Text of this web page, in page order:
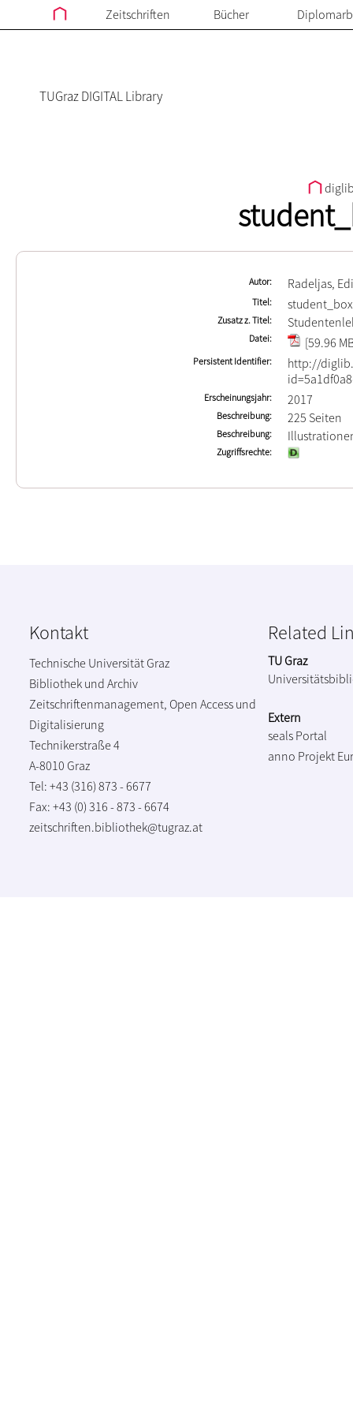
Zeitschriften Bücher
TUGraz DIGITAL Library
Autor Radeljas,
Titel
Zusatz z. Titel
Datei [59.96
Persistent Identifier
http://
Erscheinungsjahr 2017
Beschreibung 225 Seiten
Beschreibung
Zugriffsrechte
Kontakt
Technische Universität Graz
Bibliothek und Archiv
Zeitschriftenmanagement, Open Access und
Digitalisierung
Technikerstraße 4
A-8010 Graz
Tel: +43 (316) 873 - 6677
Fax: +43 (0) 316 - 873 - 6674
zeitschriften.bibliothek@tugraz.at
Related
TU Graz
Extern
seals Portal
anno Projekt